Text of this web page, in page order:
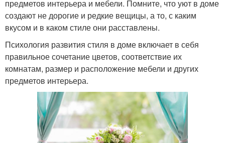
предметов интерьера и мебели. Помните, что уют в доме
создают не дорогие и редкие вещицы, а то, с каким
вкусом и в каком стиле они расставлены.
Психология развития стиля в доме включает в себя
правильное сочетание цветов, соответствие их
комнатам, размер и расположение мебели и других
предметов интерьера.